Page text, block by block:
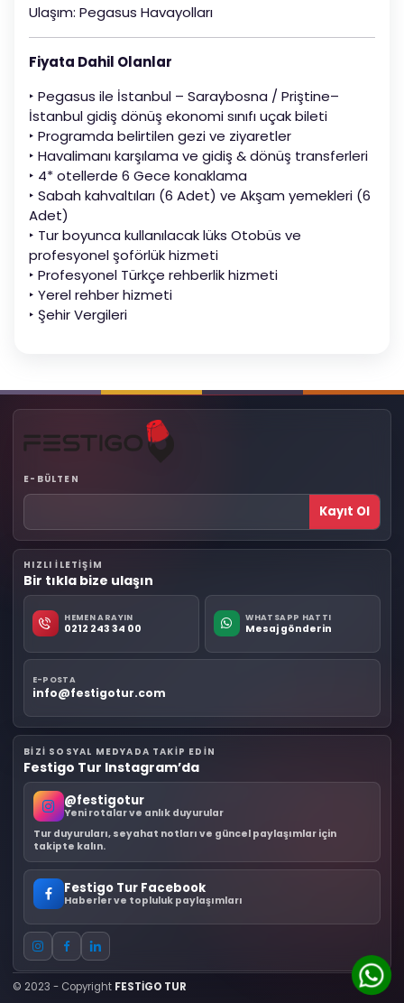
Ulaşım: Pegasus Havayolları
Fiyata Dahil Olanlar
‣ Pegasus ile İstanbul – Saraybosna / Priştine–
İstanbul gidiş dönüş ekonomi sınıfı uçak bileti
‣ Programda belirtilen gezi ve ziyaretler
‣ Havalimanı karşılama ve gidiş & dönüş transferleri
‣ 4* otellerde 6 Gece konaklama
‣ Sabah kahvaltıları (6 Adet) ve Akşam yemekleri (6
Adet)
‣ Tur boyunca kullanılacak lüks Otobüs ve
profesyonel şoförlük hizmeti
‣ Profesyonel Türkçe rehberlik hizmeti
‣ Yerel rehber hizmeti
‣ Şehir Vergileri
E-BÜLTEN
Kayıt Ol
HIZLI ILETIŞIM
Bir tıkla bize ulaşın
HEMEN ARAYIN
0212 243 34 00
WHATSAPP HATTI
Mesaj gönderin
E-POSTA
info@festigotur.com
BIZI SOSYAL MEDYADA TAKIP EDIN
Festigo Tur Instagram’da
@festigotur
Yeni rotalar ve anlık duyurular
Tur duyuruları, seyahat notları ve güncel paylaşımlar için
takipte kalın.
Festigo Tur Facebook
Haberler ve topluluk paylaşımları
© 2023 - Copyright FESTİGO TUR